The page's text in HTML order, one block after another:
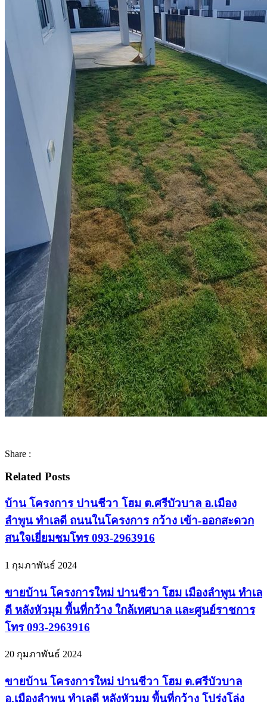
Share :
Related Posts
บ้าน โครงการ ปานชีวา โฮม ต.ศรีบัวบาล อ.เมือง
ลำพูน ทำเลดี ถนนในโครงการ กว้าง เข้า-ออกสะดวก
สนใจเยี่ยมชมโทร 093-2963916
1 กุมภาพันธ์ 2024
ขายบ้าน โครงการใหม่ ปานชีวา โฮม เมืองลำพูน ทำเล
ดี หลังหัวมุม พื้นที่กว้าง ใกล้เทศบาล และศูนย์ราชการ
โทร 093-2963916
20 กุมภาพันธ์ 2024
ขายบ้าน โครงการใหม่ ปานชีวา โฮม ต.ศรีบัวบาล
อ.เมืองลำพูน ทำเลดี หลังหัวมุม พื้นที่กว้าง โปร่งโล่ง